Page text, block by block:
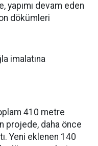
yapımı devam eden
dökümleri
imalatına
410 metre
projede, daha önce
Yeni eklenen 140